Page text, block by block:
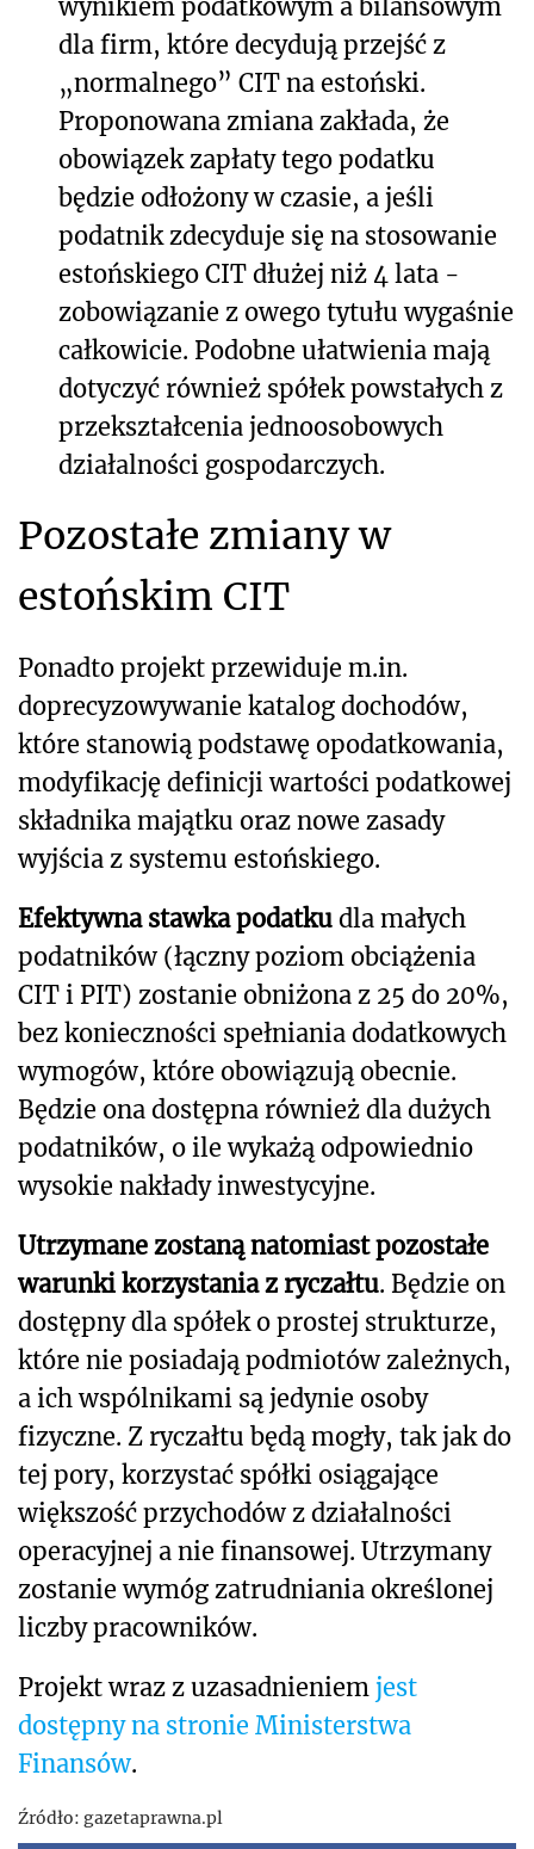
wynikiem podatkowym a bilansowym
dla firm, które decydują przejść z
„normalnego” CIT na estoński.
Proponowana zmiana zakłada, że
obowiązek zapłaty tego podatku
będzie odłożony w czasie, a jeśli
podatnik zdecyduje się na stosowanie
estońskiego CIT dłużej niż 4 lata -
zobowiązanie z owego tytułu wygaśnie
całkowicie. Podobne ułatwienia mają
dotyczyć również spółek powstałych z
przekształcenia jednoosobowych
działalności gospodarczych.
Pozostałe zmiany w
estońskim CIT
Ponadto projekt przewiduje m.in.
doprecyzowywanie katalog dochodów,
które stanowią podstawę opodatkowania,
modyfikację definicji wartości podatkowej
składnika majątku oraz nowe zasady
wyjścia z systemu estońskiego.
Efektywna stawka podatku dla małych
podatników (łączny poziom obciążenia
CIT i PIT) zostanie obniżona z 25 do 20%,
bez konieczności spełniania dodatkowych
wymogów, które obowiązują obecnie.
Będzie ona dostępna również dla dużych
podatników, o ile wykażą odpowiednio
wysokie nakłady inwestycyjne.
Utrzymane zostaną natomiast pozostałe
warunki korzystania z ryczałtu. Będzie on
dostępny dla spółek o prostej strukturze,
które nie posiadają podmiotów zależnych,
a ich wspólnikami są jedynie osoby
fizyczne. Z ryczałtu będą mogły, tak jak do
tej pory, korzystać spółki osiągające
większość przychodów z działalności
operacyjnej a nie finansowej. Utrzymany
zostanie wymóg zatrudniania określonej
liczby pracowników.
Projekt wraz z uzasadnieniem jest
dostępny na stronie Ministerstwa
Finansów.
Źródło: gazetaprawna.pl